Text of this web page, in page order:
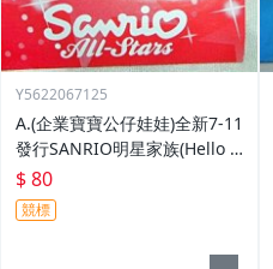
Y5622067125
A.(企業寶寶公仔娃娃)全新7-11
發行SANRIO明星家族(Hello K
itty凱蒂貓)龍年水鑽吊飾!
$ 80
競標